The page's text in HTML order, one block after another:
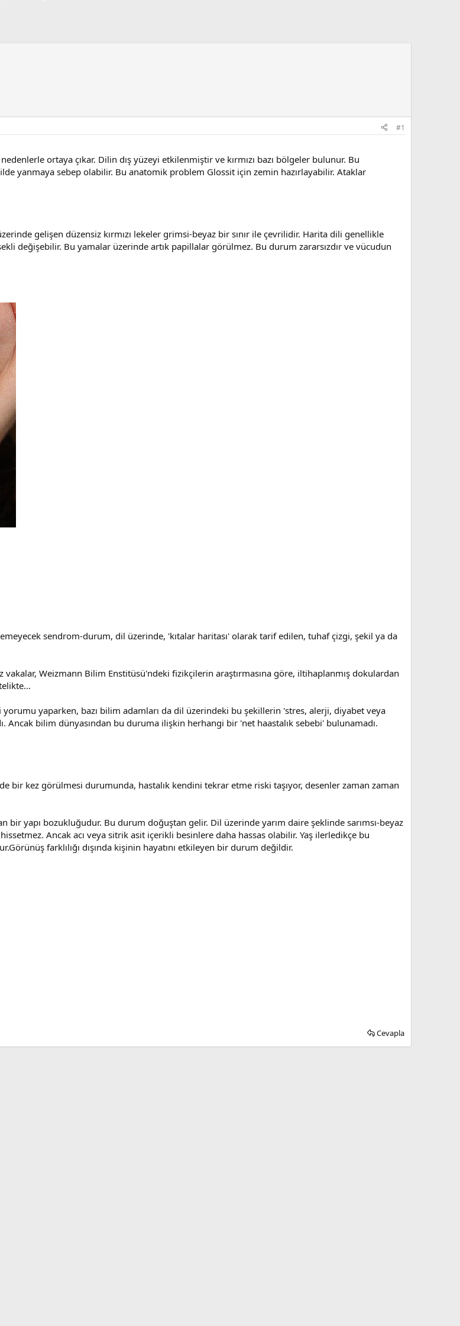
#1
ortaya çıkar. Dilin dış yüzeyi etkilenmiştir ve kırmızı bazı bölgeler bulunur. Bu
yanmaya sebep olabilir. Bu anatomik problem Glossit için zemin hazırlayabilir. Ataklar
gelişen düzensiz kırmızı lekeler grimsi-beyaz bir sınır ile çevrilidir. Harita dili genellikle
değişebilir. Bu yamalar üzerinde artık papillalar görülmez. Bu durum zararsızdır ve vücudun
sendrom-durum, dil üzerinde, 'kıtalar haritası' olarak tarif edilen, tuhaf çizgi, şekil ya da
Weizmann Bilim Enstitüsü'ndeki fizikçilerin araştırmasına göre, iltihaplanmış dokulardan
yaparken, bazı bilim adamları da dil üzerindeki bu şekillerin 'stres, alerji, diyabet veya
bilim dünyasından bu duruma ilişkin herhangi bir 'net haastalık sebebi' bulunamadı.
bir kez görülmesi durumunda, hastalık kendini tekrar etme riski taşıyor, desenler zaman zaman
yapı bozukluğudur. Bu durum doğuştan gelir. Dil üzerinde yarım daire şeklinde sarımsı-beyaz
Ancak acı veya sitrik asit içerikli besinlere daha hassas olabilir. Yaş ilerledikçe bu
farklılığı dışında kişinin hayatını etkileyen bir durum değildir.
Cevapla